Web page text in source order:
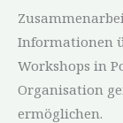
Informationen
Workshops in
Organisation
ermöglichen.